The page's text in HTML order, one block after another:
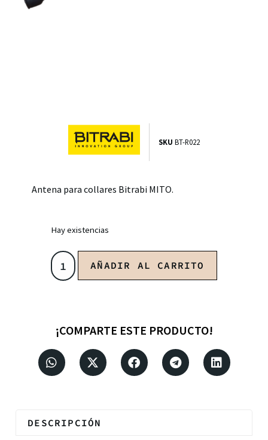
SKU BT-R022
Antena para collares Bitrabi MITO.
Hay existencias
AÑADIR AL CARRITO
¡COMPARTE ESTE PRODUCTO!
DESCRIPCIÓN